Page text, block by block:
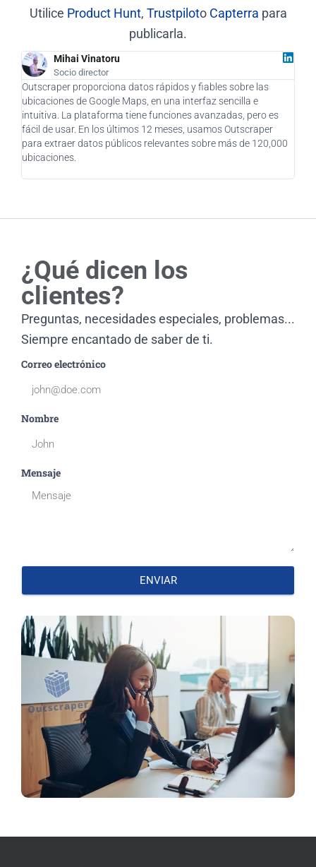
Utilice Product Hunt, Trustpiloto Capterra para
publicarla.
Mihai Vinatoru
Socio director
Outscraper proporciona datos rápidos y fiables sobre las
ubicaciones de Google Maps, en una interfaz sencilla e
intuitiva. La plataforma tiene funciones avanzadas, pero es
fácil de usar. En los últimos 12 meses, usamos Outscraper
para extraer datos públicos relevantes sobre más de 120,000
ubicaciones.
¿Qué dicen los
clientes?
Preguntas, necesidades especiales, problemas...
Siempre encantado de saber de ti.
Correo electrónico
Nombre
Mensaje
ENVIAR